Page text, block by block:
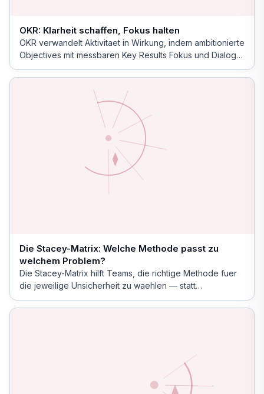
OKR: Klarheit schaffen, Fokus halten
OKR verwandelt Aktivitaet in Wirkung, indem ambitionierte
Objectives mit messbaren Key Results Fokus und Dialog
schaffen.
Die Stacey-Matrix: Welche Methode passt zu
welchem Problem?
Die Stacey-Matrix hilft Teams, die richtige Methode fuer
die jeweilige Unsicherheit zu waehlen — statt
Einheitsloesungen zu erzwingen.